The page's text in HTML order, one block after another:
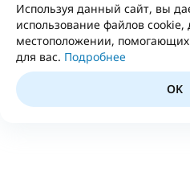
Используя данный сайт, вы
использование файлов
местоположении, помогающих
для вас. Подробнее
OK